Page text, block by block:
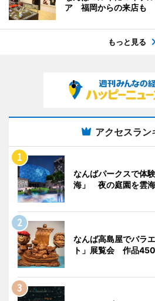
ア 福岡からの来店も
もっと見る
アクセスラン
なんばパークスで体
海」 夜の庭園を雲
なんば高島屋でバラ
ト」展覧会 作品